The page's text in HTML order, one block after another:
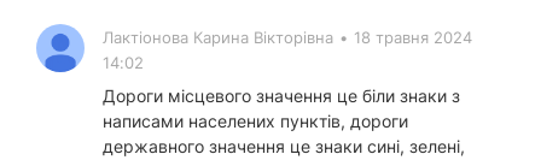
Лактіонова Карина Вікторівна • 18 травня 2024
14:02
Дороги місцевого значення це біли знаки з
написами населених пунктів, дороги
державного значення це знаки сині, зелені,